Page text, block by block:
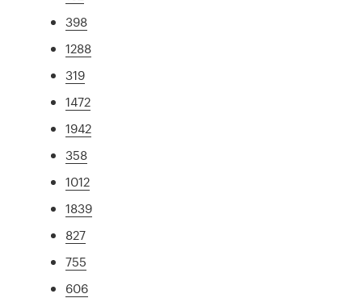
398
1288
319
1472
1942
358
1012
1839
827
755
606